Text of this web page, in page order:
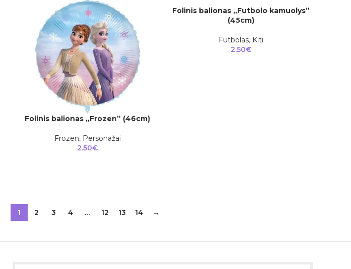
Į KREPŠELĮ
Folinis balionas „Frozen” (46cm)
Frozen, Personažai
2.50€
Į KREPŠELĮ
Folinis balionas „Futbolo kamuolys”
(45cm)
Futbolas, Kiti
2.50€
1 2 3 4 … 12 13 14 →